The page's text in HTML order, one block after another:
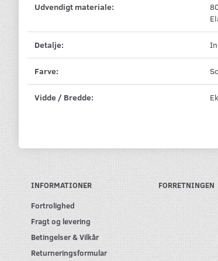
Udvendigt materiale:
Detalje:
Farve:
Vidde / Bredde:
INFORMATIONER
Fortrolighed
Fragt og levering
Betingelser & Vilkår
Returneringsformular
FORRETNINGEN